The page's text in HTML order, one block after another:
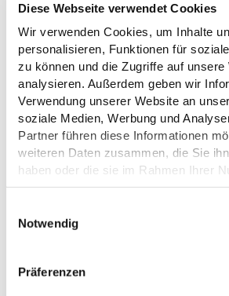
Diese Webseite verwendet Cookies
Wir verwenden Cookies, um Inhalte
personalisieren, Funktionen für
zu können und die Zugriffe auf unsere
analysieren. Außerdem geben wir
Verwendung unserer Website an
soziale Medien, Werbung und
Partner führen diese Informationen
weiteren Daten zusammen, die Sie
haben oder die sie im Rahmen Ihrer
gesammelt haben.
Datenschutz
Notwendig
Präferenzen
WHITE DINNER SCHLOSS
Schloss Plön
23.08.2026